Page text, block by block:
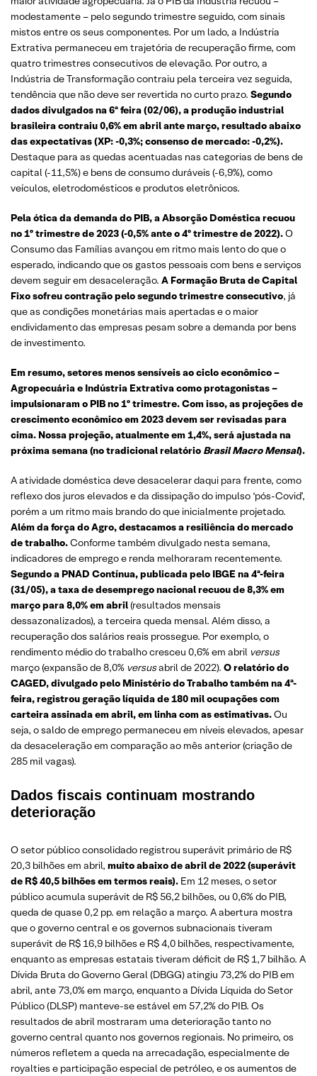
modestamente – pelo segundo trimestre seguido, com sinais
mistos entre os seus componentes. Por um lado, a Indústria
Extrativa permaneceu em trajetória de recuperação firme, com
quatro trimestres consecutivos de elevação. Por outro, a
Indústria de Transformação contraiu pela terceira vez seguida,
tendência que não deve ser revertida no curto prazo. Segundo
dados divulgados na 6ª feira (02/06), a produção industrial
brasileira contraiu 0,6% em abril ante março, resultado abaixo
das expectativas (XP: -0,3%; consenso de mercado: -0,2%).
Destaque para as quedas acentuadas nas categorias de bens de
capital (-11,5%) e bens de consumo duráveis (-6,9%), como
veículos, eletrodomésticos e produtos eletrônicos.
Pela ótica da demanda do PIB, a Absorção Doméstica recuou
no 1º trimestre de 2023 (-0,5% ante o 4º trimestre de 2022).O
Consumo das Famílias avançou em ritmo mais lento do que o
esperado, indicando que os gastos pessoais com bens e serviços
devem seguir em desaceleração. A Formação Bruta de Capital
Fixo sofreu contração pelo segundo trimestre consecutivo, já
que as condições monetárias mais apertadas e o maior
endividamento das empresas pesam sobre a demanda por bens
de investimento.
Em resumo, setores menos sensíveis ao ciclo econômico –
Agropecuária e Indústria Extrativa como protagonistas –
impulsionaram o PIB no 1º trimestre. Com isso, as projeções de
crescimento econômico em 2023 devem ser revisadas para
cima. Nossa projeção, atualmente em 1,4%, será ajustada na
próxima semana (no tradicional relatório Brasil Macro Mensal).
A atividade doméstica deve desacelerar daqui para frente, como
reflexo dos juros elevados e da dissipação do impulso ‘pós-Covid’,
porém a um ritmo mais brando do que inicialmente projetado.
Além da força do Agro, destacamos a resiliência do mercado
de trabalho.Conforme também divulgado nesta semana,
indicadores de emprego e renda melhoraram recentemente.
Segundo a PNAD Contínua, publicada pelo IBGE na 4ª-feira
(31/05), a taxa de desemprego nacional recuou de 8,3% em
março para 8,0% em abril(resultados mensais
dessazonalizados), a terceira queda mensal. Além disso, a
recuperação dos salários reais prossegue. Por exemplo, o
rendimento médio do trabalho cresceu 0,6% em abril versus
março (expansão de 8,0% versusabril de 2022). O relatório do
CAGED, divulgado pelo Ministério do Trabalho também na 4ª-
feira, registrou geração líquida de 180 mil ocupações com
carteira assinada em abril, em linha com as estimativas.Ou
seja, o saldo de emprego permaneceu em níveis elevados, apesar
da desaceleração em comparação ao mês anterior (criação de
285 mil vagas).
Dados fiscais continuam mostrando
deterioração
O setor público consolidado registrou superávit primário de R$
20,3 bilhões em abril, muito abaixo de abril de 2022 (superávit
de R$ 40,5 bilhões em termos reais). Em 12 meses, o setor
público acumula superávit de R$ 56,2 bilhões, ou 0,6% do PIB,
queda de quase 0,2 pp. em relação a março. A abertura mostra
que o governo central e os governos subnacionais tiveram
superávit de R$ 16,9 bilhões e R$ 4,0 bilhões, respectivamente,
enquanto as empresas estatais tiveram déficit de R$ 1,7 bilhão. A
Dívida Bruta do Governo Geral (DBGG) atingiu 73,2% do PIB em
abril, ante 73,0% em março, enquanto a Dívida Líquida do Setor
Público (DLSP) manteve-se estável em 57,2% do PIB. Os
resultados de abril mostraram uma deterioração tanto no
governo central quanto nos governos regionais. No primeiro, os
números refletem a queda na arrecadação, especialmente de
royalties e participação especial de petróleo, e os aumentos de